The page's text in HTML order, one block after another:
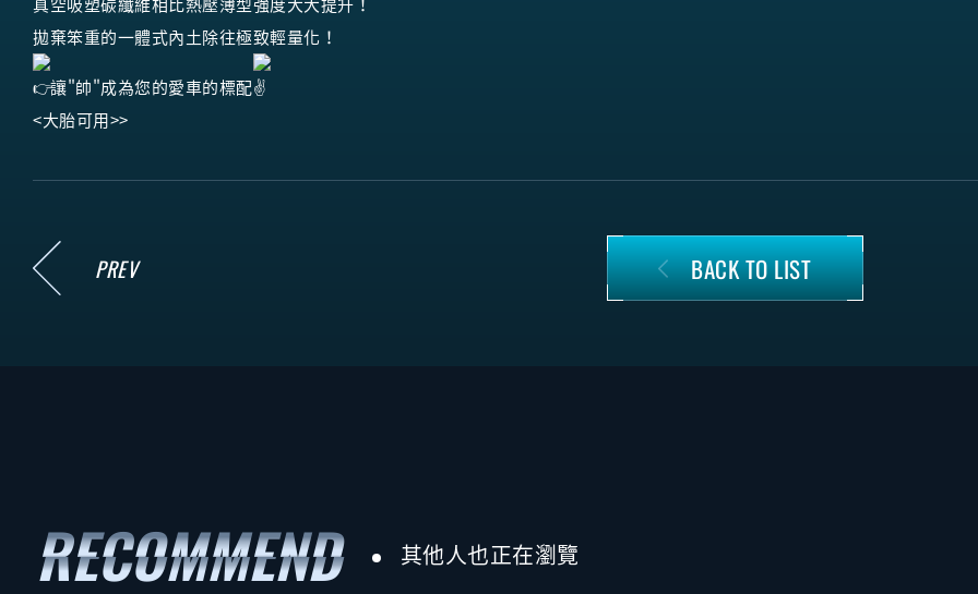
拋棄笨重的一體式內土除往極致輕量化！
讓"帥"成為您的愛車的標配
<大胎可用>>
PREV BACK TO LIST
其他人也正在瀏覽